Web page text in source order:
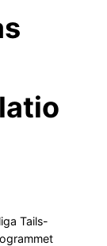
Tails-